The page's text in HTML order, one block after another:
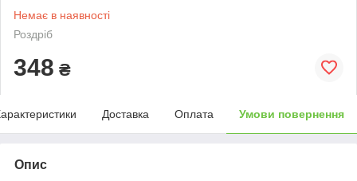
Немає в наявності
Роздріб
348 ₴
Доставка Оплата Умови повернення
Опис